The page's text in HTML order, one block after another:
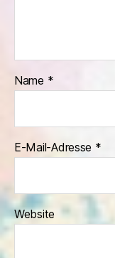
Name *
E-Mail-Adresse *
Website